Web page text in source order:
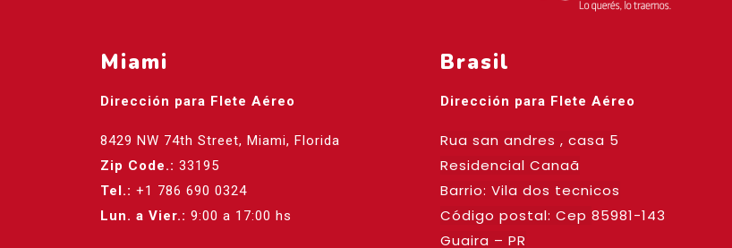
Miami
Dirección para Flete Aéreo
8429 NW 74th Street, Miami, Florida
Zip Code.: 33195
Tel.: +1 786 690 0324
Lun. a Vier.: 9:00 a 17:00 hs
Brasil
Dirección para Flete Aéreo
Rua san andres , casa 5
Residencial Canaã
Barrio: Vila dos tecnicos
Código postal: Cep 85981-143
Guaira – PR